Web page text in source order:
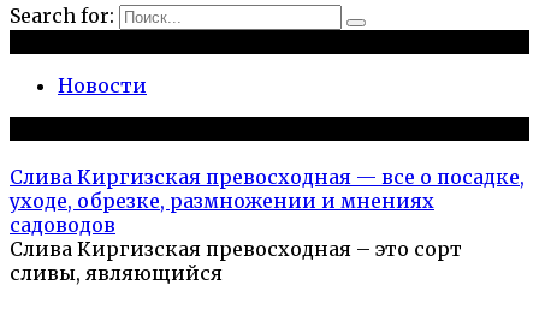
Search for:
Новости
Слива Киргизская превосходная — все о посадке,
уходе, обрезке, размножении и мнениях
садоводов
Слива Киргизская превосходная – это сорт
сливы, являющийся